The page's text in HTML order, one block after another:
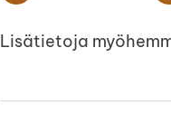
Lisätietoja